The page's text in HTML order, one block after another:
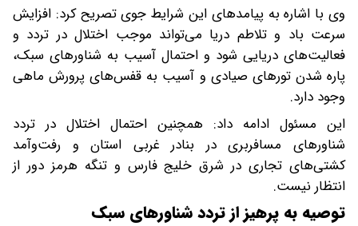
وی با اشاره به پیامدهای این شرایط جوی تصریح کرد: افزایش
سرعت باد و تلاطم دریا می‌تواند موجب اختلال در تردد و
فعالیت‌های دریایی شود و احتمال آسیب به شناورهای سبک،
پاره شدن تورهای صیادی و آسیب به قفس‌های پرورش ماهی
وجود دارد.
این مسئول ادامه داد: همچنین احتمال اختلال در تردد
شناورهای مسافربری در بنادر غربی استان و رفت‌وآمد
کشتی‌های تجاری در شرق خلیج فارس و تنگه هرمز دور از
انتظار نیست.
توصیه به پرهیز از تردد شناورهای سبک